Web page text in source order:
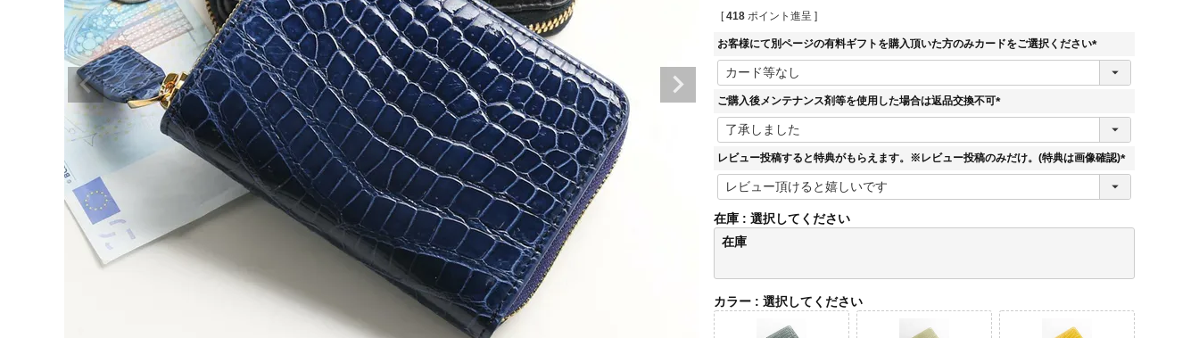
[ 418 ポイント進呈 ]
お客様にて別ページの有料ギフトを購入頂いた方のみカードをご選択ください
(
ご購入後メンテナンス剤等を使用した場合は返品交換不可
(
須
レビュー投稿すると特典がもらえます。※レビュー投稿のみだけ。(特典は画像確認)
(
)
在庫
選択してください
在庫
カラー 選択してください